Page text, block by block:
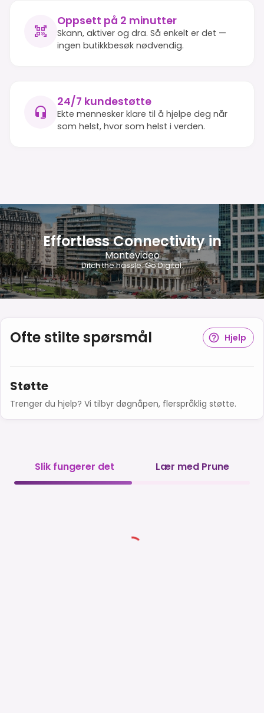
Oppsett på 2 minutter
Skann, aktiver og dra. Så enkelt er det —
ingen butikkbesøk nødvendig.
24/7 kundestøtte
Ekte mennesker klare til å hjelpe deg når
som helst, hvor som helst i verden.
Effortless Connectivity in
Montevideo
Ditch the hassle. Go Digital.
Ofte stilte spørsmål Hjelp
Støtte
Trenger du hjelp? Vi tilbyr døgnåpen, flerspråklig støtte.
Slik fungerer det Lær med Prune